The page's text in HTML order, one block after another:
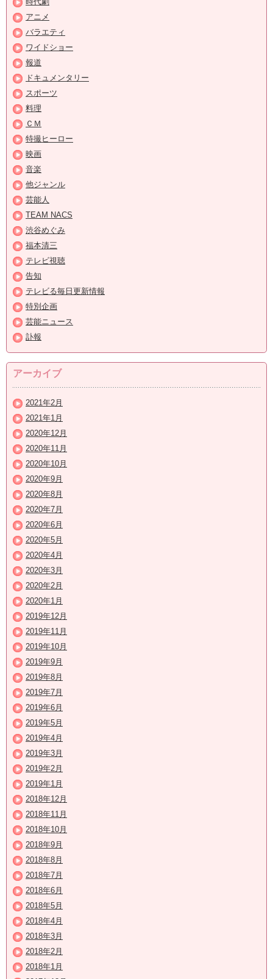
アニメ
バラエティ
ワイドショー
報道
ドキュメンタリー
スポーツ
料理
ＣＭ
特撮ヒーロー
映画
音楽
他ジャンル
芸能人
TEAM NACS
渋谷めぐみ
福本清三
テレビ視聴
告知
テレビる毎日更新情報
特別企画
芸能ニュース
訃報
アーカイブ
2021年2月
2021年1月
2020年12月
2020年11月
2020年10月
2020年9月
2020年8月
2020年7月
2020年6月
2020年5月
2020年4月
2020年3月
2020年2月
2020年1月
2019年12月
2019年11月
2019年10月
2019年9月
2019年8月
2019年7月
2019年6月
2019年5月
2019年4月
2019年3月
2019年2月
2019年1月
2018年12月
2018年11月
2018年10月
2018年9月
2018年8月
2018年7月
2018年6月
2018年5月
2018年4月
2018年3月
2018年2月
2018年1月